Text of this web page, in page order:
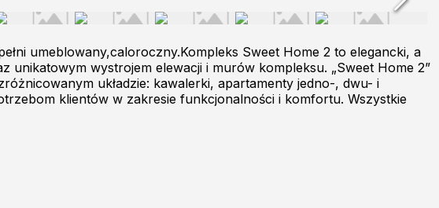
umeblowany,caloroczny.Kompleks Sweet Home 2 to elegancki, a
wystrojem elewacji i murów kompleksu. „Sweet Home 2”
układzie: kawalerki, apartamenty jedno-, dwu- i
klientów w zakresie funkcjonalności i komfortu. Wszystkie